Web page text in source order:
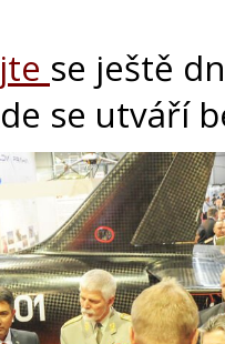
se ještě
se utváří